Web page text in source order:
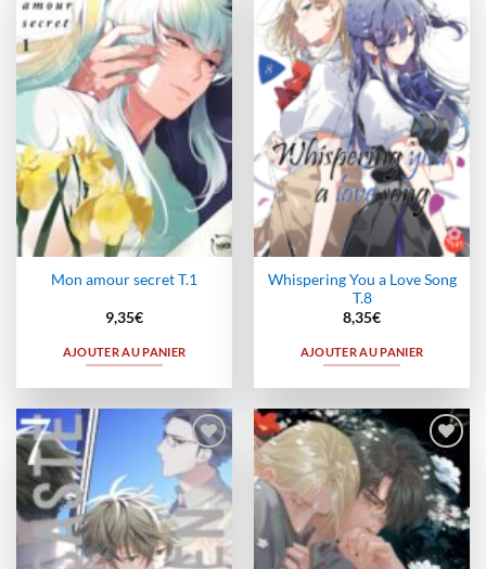
Ajouter
à la
wishlist
Mon amour secret T.1
9,35€
AJOUTER AU PANIER
Ajouter
à la
wishlist
Whispering You a Love Song
T.8
8,35€
AJOUTER AU PANIER
Ajouter
à la
wishlist
Ajouter
à la
wishlist